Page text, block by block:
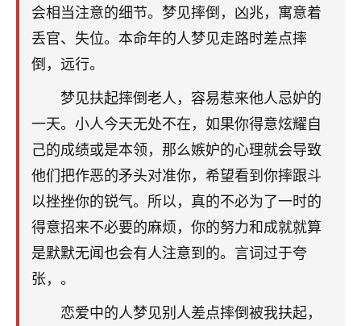
会相当注意的细节。梦见摔倒，凶兆，寓意着
丢官、失位。本命年的人梦见走路时差点摔
倒，远行。
梦见扶起摔倒老人，容易惹来他人忌妒的
一天。小人今天无处不在，如果你得意炫耀自
己的成绩或是本领，那么嫉妒的心理就会导致
他们把作恶的矛头对准你，希望看到你摔跟斗
以挫挫你的锐气。所以，真的不必为了一时的
得意招来不必要的麻烦，你的努力和成就就算
是默默无闻也会有人注意到的。言词过于夸
张，。
恋爱中的人梦见别人差点摔倒被我扶起，
心心相印
我身体不太好，总是病病殃殃的，去检查又没什么大
问题，反正就是不舒服。中医西医看遍了，找不到问
题，后来无意中看到有人推荐慧来老师，跟老师聊过
之后，心情豁然开朗，也听老师建议，处理了一些因
果问题。今年以来，身体比以前好多，主要是心情好
了，老师说境随心转，现在深有体会了。
鹿森：是的，其实跟老师聊过之后，最大的感
触，首先就是心态会变好，万般皆是命，半点
不由人！
1天前 来自四川
金白水清
我也想找老师看看，有没有人给个联系方式的啊？